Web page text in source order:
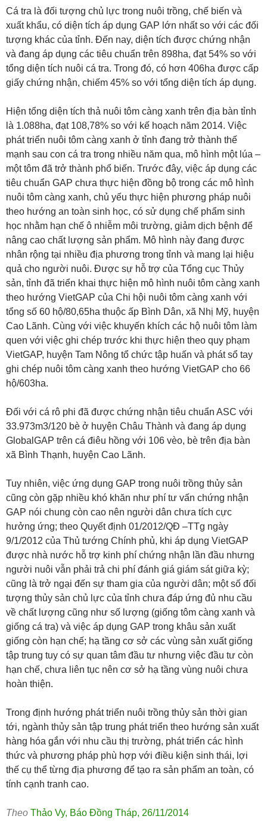
Cá tra là đối tượng chủ lực trong nuôi trồng, chế biến và
xuất khẩu, có diện tích áp dụng GAP lớn nhất so với các đối
tượng khác của tỉnh. Đến nay, diện tích được chứng nhận
và đang áp dụng các tiêu chuẩn trên 898ha, đạt 54% so với
tổng diện tích nuôi cá tra. Trong đó, có hơn 406ha được cấp
giấy chứng nhận, chiếm 45% so với tổng diện tích áp dụng.
Hiện tổng diện tích thả nuôi tôm càng xanh trên địa bàn tỉnh
là 1.088ha, đạt 108,78% so với kế hoạch năm 2014. Việc
phát triển nuôi tôm càng xanh ở tỉnh đang trở thành thế
mạnh sau con cá tra trong nhiều năm qua, mô hình một lúa –
một tôm đã trở thành phổ biến. Trước đây, việc áp dụng các
tiêu chuẩn GAP chưa thực hiện đồng bộ trong các mô hình
nuôi tôm càng xanh, chủ yếu thực hiện phương pháp nuôi
theo hướng an toàn sinh học, có sử dụng chế phẩm sinh
học nhằm hạn chế ô nhiễm môi trường, giảm dịch bệnh để
nâng cao chất lượng sản phẩm. Mô hình này đang được
nhân rộng tại nhiều địa phương trong tỉnh và mang lại hiệu
quả cho người nuôi. Được sự hỗ trợ của Tổng cục Thủy
sản, tỉnh đã triển khai thực hiện mô hình nuôi tôm càng xanh
theo hướng VietGAP của Chi hội nuôi tôm càng xanh với
tổng số 60 hộ/80,65ha thuộc ấp Bình Dân, xã Nhị Mỹ, huyện
Cao Lãnh. Cùng với việc khuyến khích các hộ nuôi tôm làm
quen với việc ghi chép trước khi thực hiện theo quy phạm
VietGAP, huyện Tam Nông tổ chức tập huấn và phát sổ tay
ghi chép nuôi tôm càng xanh theo hướng VietGAP cho 66
hộ/603ha.
Đối với cá rô phi đã được chứng nhận tiêu chuẩn ASC với
33.973m3/120 bè ở huyện Châu Thành và đang áp dụng
GlobalGAP trên cá điêu hồng với 106 vèo, bè trên địa bàn
xã Bình Thạnh, huyện Cao Lãnh.
Tuy nhiên, việc ứng dụng GAP trong nuôi trồng thủy sản
cũng còn gặp nhiều khó khăn như phí tư vấn chứng nhận
GAP nói chung còn cao nên người dân chưa tích cực
hưởng ứng; theo Quyết định 01/2012/QĐ –TTg ngày
9/1/2012 của Thủ tướng Chính phủ, khi áp dụng VietGAP
được nhà nước hỗ trợ kinh phí chứng nhận lần đầu nhưng
người nuôi vẫn phải trả chi phí đánh giá giám sát giữa kỳ;
cũng là trở ngại đến sự tham gia của người dân; một số đối
tượng thủy sản chủ lực của tỉnh chưa đáp ứng đủ nhu cầu
về chất lượng cũng như số lượng (giống tôm càng xanh và
giống cá tra) và việc áp dụng GAP trong khâu sản xuất
giống còn hạn chế; hạ tầng cơ sở các vùng sản xuất giống
tập trung tuy có sự quan tâm đầu tư nhưng việc đầu tư còn
hạn chế, chưa liên tục nên cơ sở hạ tầng vùng nuôi chưa
hoàn thiện.
Trong định hướng phát triển nuôi trồng thủy sản thời gian
tới, ngành thủy sản tập trung phát triển theo hướng sản xuất
hàng hóa gắn với nhu cầu thị trường, phát triển các hình
thức và phương pháp phù hợp với điều kiện sinh thái, lợi
thế cụ thể từng địa phương để tạo ra sản phẩm an toàn, có
tính cạnh tranh cao.
Theo Thảo Vy, Báo Đồng Tháp, 26/11/2014